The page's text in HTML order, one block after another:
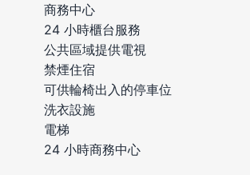
商務中心
24 小時櫃台服務
公共區域提供電視
禁煙住宿
可供輪椅出入的停車位
洗衣設施
電梯
24 小時商務中心